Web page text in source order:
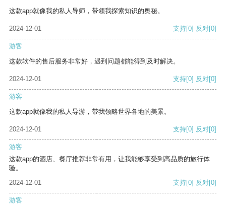
这款app就像我的私人导师，带领我探索知识的奥秘。
2024-12-01 支持[0] 反对[0]
游客
这款软件的售后服务非常好，遇到问题都能得到及时解决。
2024-12-01 支持[0] 反对[0]
游客
这款app就像我的私人导游，带我领略世界各地的美景。
2024-12-01 支持[0] 反对[0]
游客
这款app的酒店、餐厅推荐非常有用，让我能够享受到高品质的旅行体
验。
2024-12-01
支持[0] 反对[0]
游客